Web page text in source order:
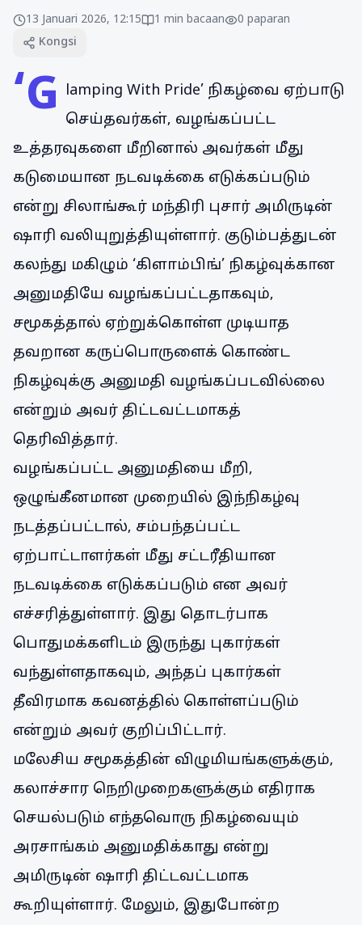
13 Januari 2026, 12:15 1 min bacaan 0 paparan
Kongsi
‘G
lamping With Pride’ நிகழ்வை ஏற்பாடு
செய்தவர்கள், வழங்கப்பட்ட
உத்தரவுகளை மீறினால் அவர்கள் மீது
கடுமையான நடவடிக்கை எடுக்கப்படும்
என்று சிலாங்கூர் மந்திரி புசார் அமிருடின்
ஷாரி வலியுறுத்தியுள்ளார். குடும்பத்துடன்
கலந்து மகிழும் ‘கிளாம்பிங்’ நிகழ்வுக்கான
அனுமதியே வழங்கப்பட்டதாகவும்,
சமூகத்தால் ஏற்றுக்கொள்ள முடியாத
தவறான கருப்பொருளைக் கொண்ட
நிகழ்வுக்கு அனுமதி வழங்கப்படவில்லை
என்றும் அவர் திட்டவட்டமாகத்
தெரிவித்தார்.
வழங்கப்பட்ட அனுமதியை மீறி,
ஒழுங்கீனமான முறையில் இந்நிகழ்வு
நடத்தப்பட்டால், சம்பந்தப்பட்ட
ஏற்பாட்டாளர்கள் மீது சட்டரீதியான
நடவடிக்கை எடுக்கப்படும் என அவர்
எச்சரித்துள்ளார். இது தொடர்பாக
பொதுமக்களிடம் இருந்து புகார்கள்
வந்துள்ளதாகவும், அந்தப் புகார்கள்
தீவிரமாக கவனத்தில் கொள்ளப்படும்
என்றும் அவர் குறிப்பிட்டார்.
மலேசிய சமூகத்தின் விழுமியங்களுக்கும்,
கலாச்சார நெறிமுறைகளுக்கும் எதிராக
செயல்படும் எந்தவொரு நிகழ்வையும்
அரசாங்கம் அனுமதிக்காது என்று
அமிருடின் ஷாரி திட்டவட்டமாக
கூறியுள்ளார். மேலும், இதுபோன்ற